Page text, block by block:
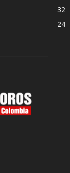
32
24